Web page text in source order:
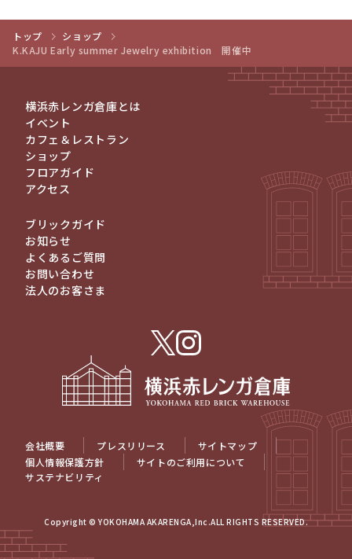
トップ
ショップ
K.KAJU Early summer Jewelry exhibition 開催中
横浜赤レンガ倉庫とは
イベント
カフェ＆レストラン
ショップ
フロアガイド
アクセス
ブリックガイド
お知らせ
よくあるご質問
お問い合わせ
法人のお客さま
会社概要 プレスリリース
サイトマップ
個人情報保護方針
サイトのご利用について
サステナビリティ
Copyright © YOKOHAMA AKARENGA,Inc.ALL RIGHTS RESERVED.